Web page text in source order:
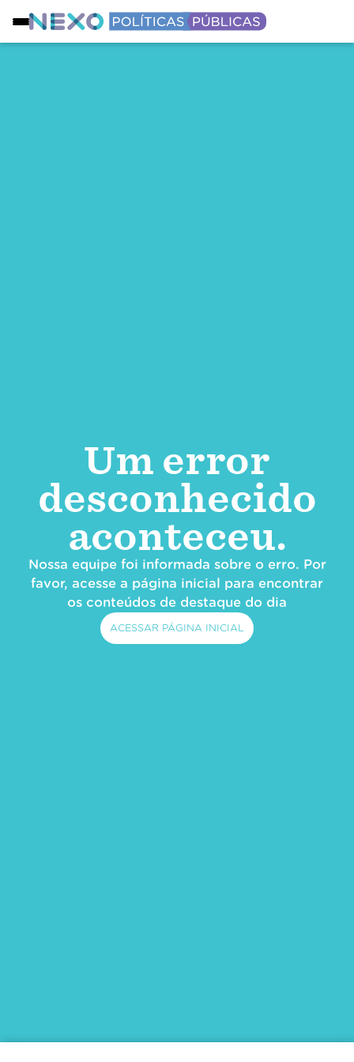
Um error
desconhecido
aconteceu.
Nossa equipe foi informada sobre o erro. Por
favor, acesse a página inicial para encontrar
os conteúdos de destaque do dia
ACESSAR PÁGINA INICIAL